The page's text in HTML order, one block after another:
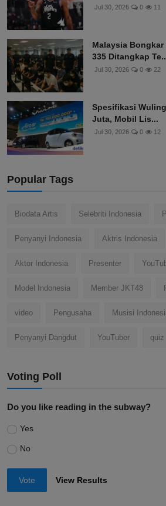
Jul 30, 2026 0 11
Malaysia
335 Ditangkap
Jul 30, 2026 0 22
Spesifikasi
Juta, Mobil Lis...
Jul 30, 2026 0 12
Popular Tags
Biodata Artis Selebriti Indonesia
Penyanyi Indonesia Aktris Indonesia
Aktor Indonesia Presenter
Model Indonesia Member JKT48
video Pengusaha Musisi
Penyanyi Dangdut YouTuber quiz
Voting Poll
Do you like reading in the subway?
Yes
No
Vote View Results